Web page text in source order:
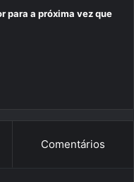
para a próxima vez que
Comentários